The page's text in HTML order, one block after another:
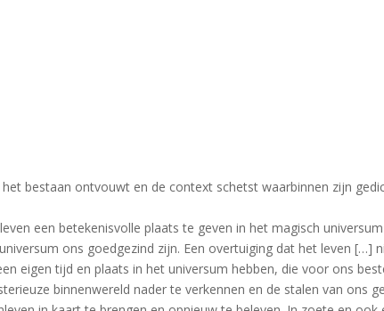
bestaan ontvouwt en de context schetst waarbinnen zijn
een betekenisvolle plaats te geven in het magisch
ons goedgezind zijn. Een overtuiging dat het leven […]
eigen tijd en plaats in het universum hebben, die voor ons
binnenwereld nader te verkennen en de stalen van ons